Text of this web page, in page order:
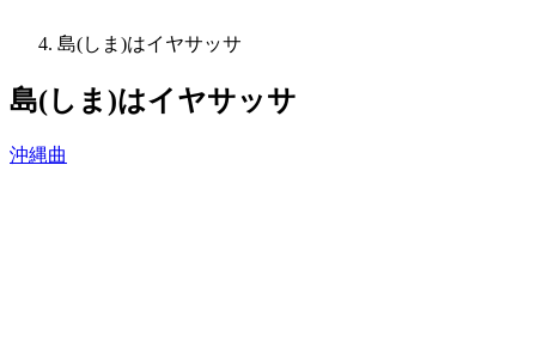
島(しま)はイヤサッサ
島(しま)はイヤサッサ
沖縄曲